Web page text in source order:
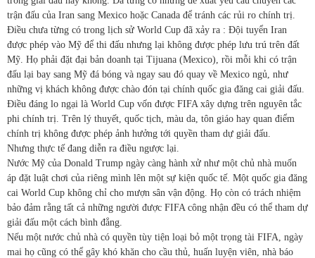
trận đấu của Iran sang Mexico hoặc Canada để tránh các rủi ro chính trị.
Điều chưa từng có trong lịch sử World Cup đã xảy ra : Đội tuyển Iran
được phép vào Mỹ để thi đấu nhưng lại không được phép lưu trú trên đất
Mỹ. Họ phải đặt đại bản doanh tại Tijuana (Mexico), rồi mỗi khi có trận
đấu lại bay sang Mỹ đá bóng và ngay sau đó quay về Mexico ngủ, như
những vị khách không được chào đón tại chính quốc gia đăng cai giải đấu.
Điều đáng lo ngại là World Cup vốn được FIFA xây dựng trên nguyên tắc
phi chính trị. Trên lý thuyết, quốc tịch, màu da, tôn giáo hay quan điểm
chính trị không được phép ảnh hưởng tới quyền tham dự giải đấu.
Nhưng thực tế đang diễn ra điều ngược lại.
Nước Mỹ của Donald Trump ngày càng hành xử như một chủ nhà muốn
áp đặt luật chơi của riêng mình lên một sự kiện quốc tế. Một quốc gia đăng
cai World Cup không chỉ cho mượn sân vận động. Họ còn có trách nhiệm
bảo đảm rằng tất cả những người được FIFA công nhận đều có thể tham dự
giải đấu một cách bình đẳng.
Nếu một nước chủ nhà có quyền tùy tiện loại bỏ một trọng tài FIFA, ngày
mai họ cũng có thể gây khó khăn cho cầu thủ, huấn luyện viên, nhà báo